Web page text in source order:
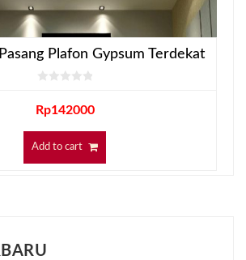
Plafon Gypsum Terdekat
Rp142000
Add to cart